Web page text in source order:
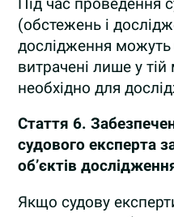
(обстежень і
дослідження
витрачені лише у тій
необхідно для
Стаття 6.
судового експерта
об’єктів
Якщо судову